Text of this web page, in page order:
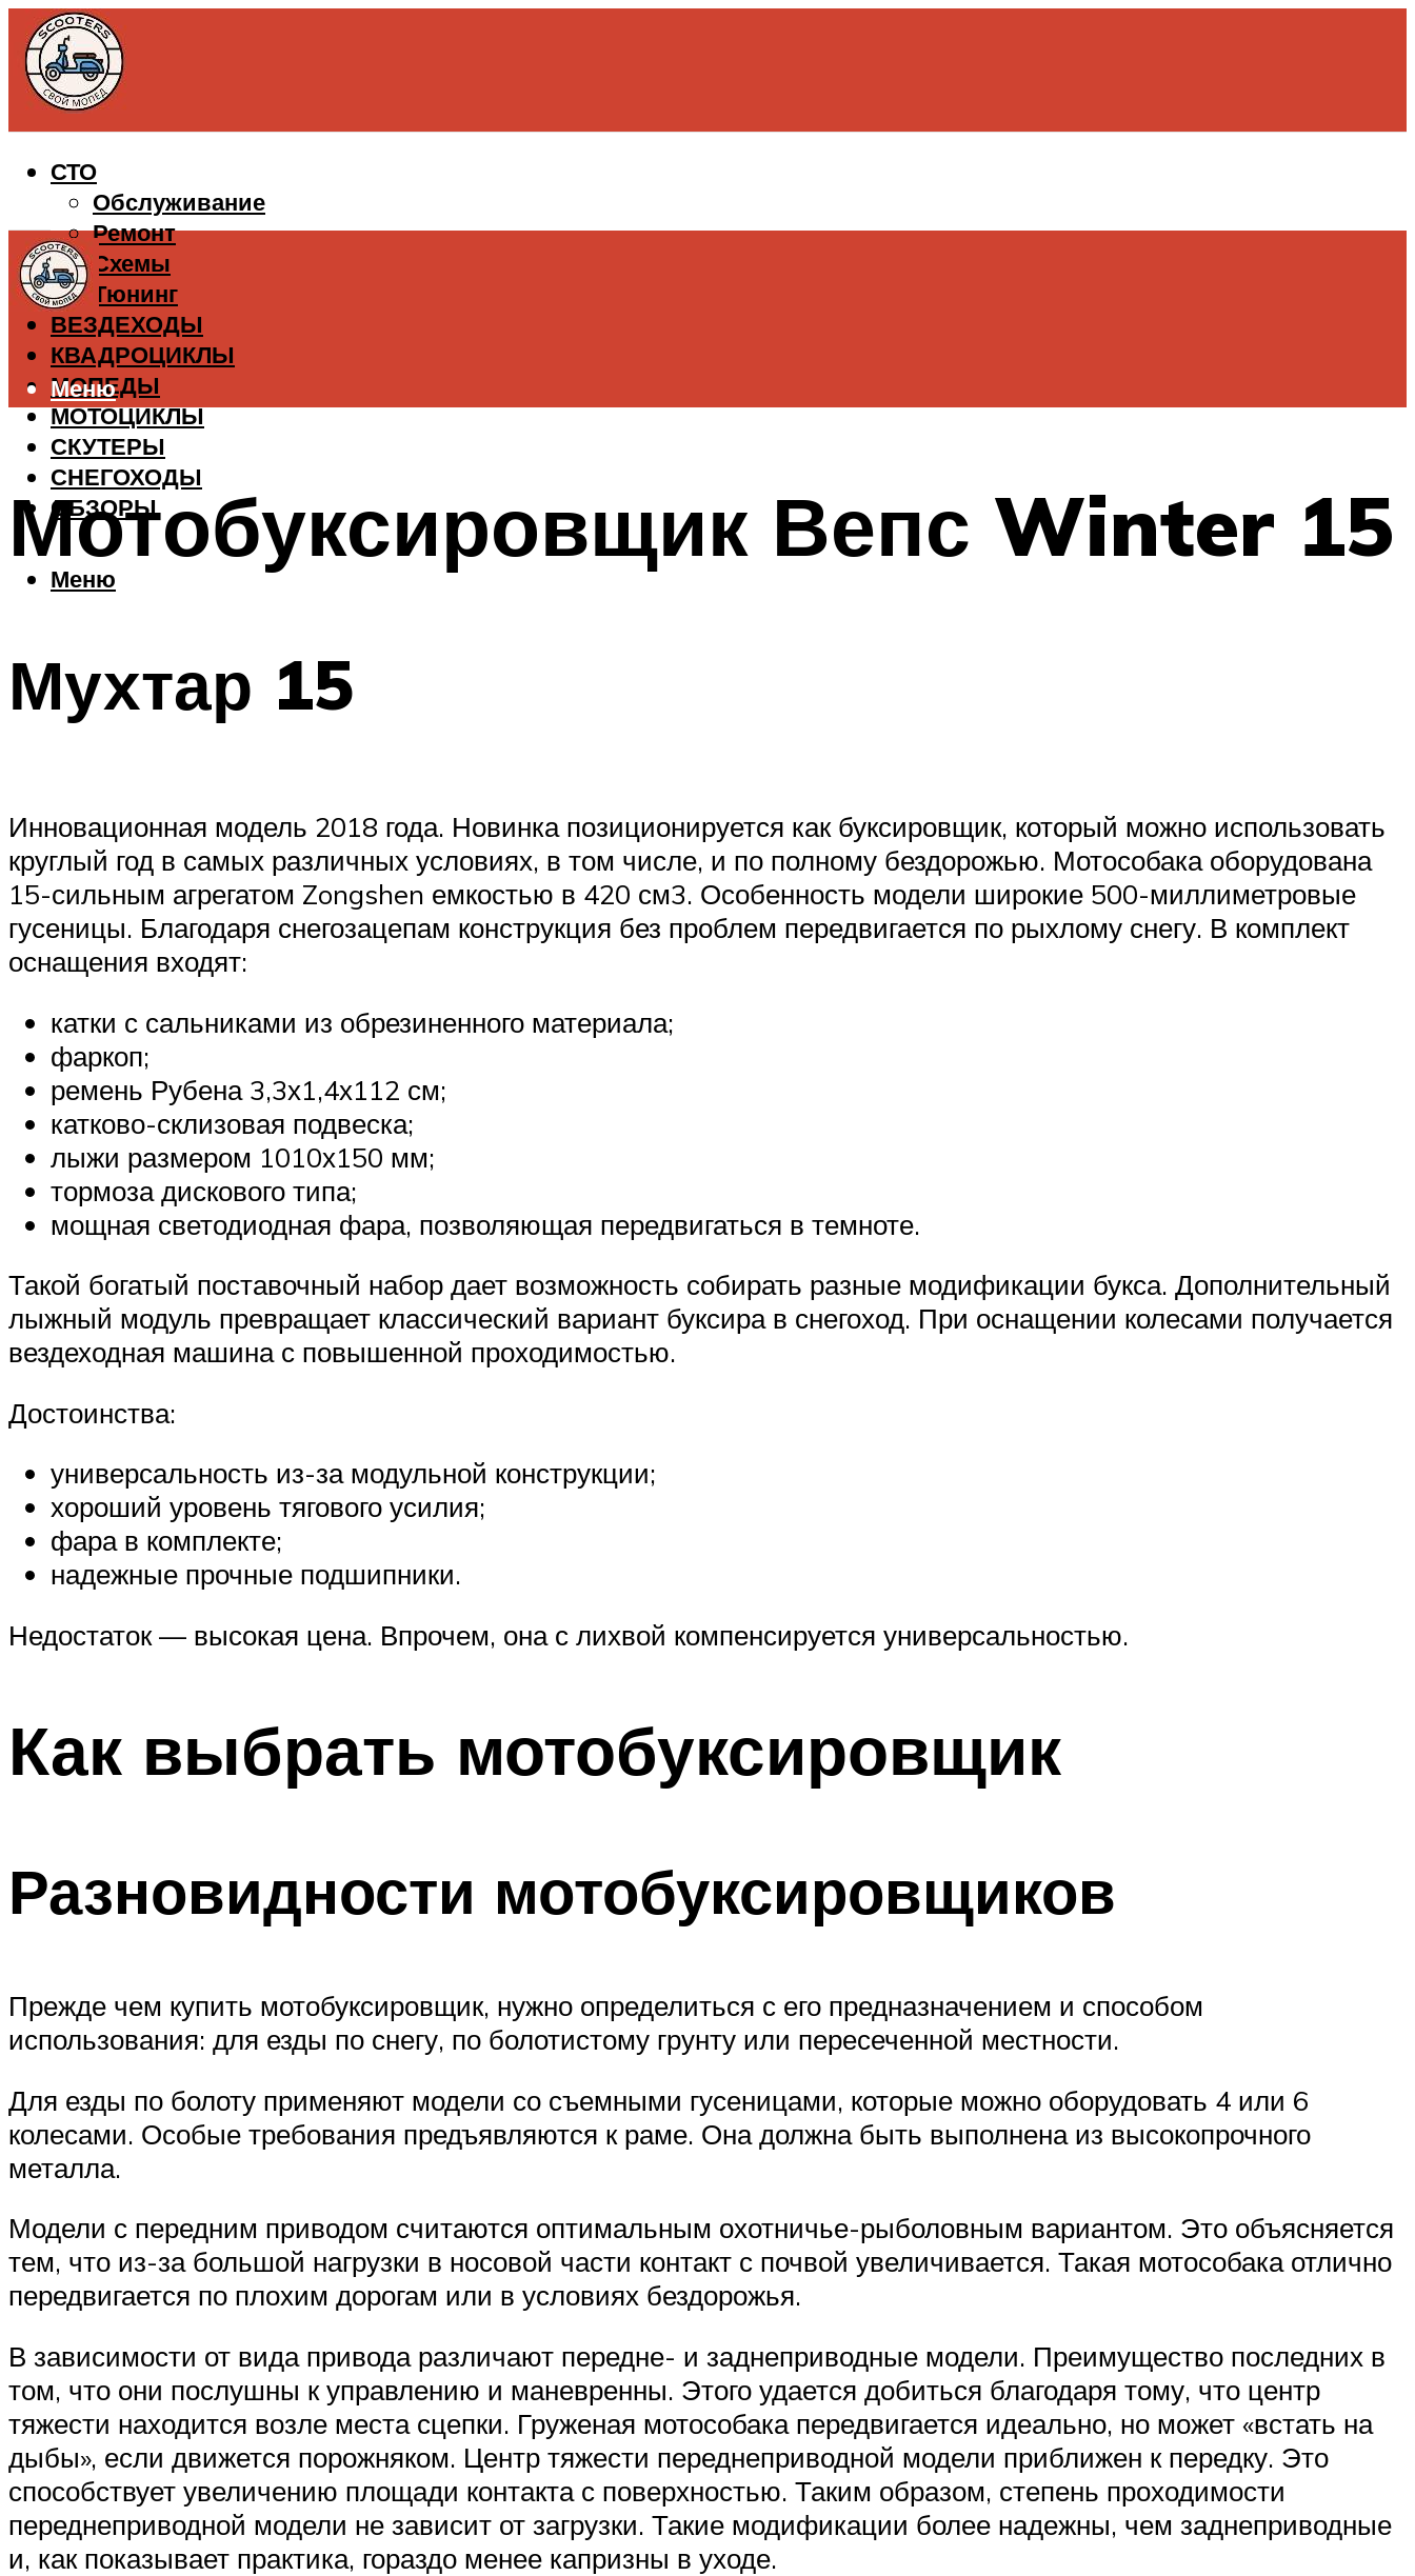
СТО
Обслуживание
Ремонт
Схемы
Тюнинг
ВЕЗДЕХОДЫ
КВАДРОЦИКЛЫ
МОПЕДЫ
МОТОЦИКЛЫ
СКУТЕРЫ
СНЕГОХОДЫ
ОБЗОРЫ
Меню
Меню
Мотобуксировщик Вепс Winter 15
Мухтар 15
Инновационная модель 2018 года. Новинка позиционируется как буксировщик, который можно использовать
круглый год в самых различных условиях, в том числе, и по полному бездорожью. Мотособака оборудована
15-сильным агрегатом Zongshen емкостью в 420 см3. Особенность модели широкие 500-миллиметровые
гусеницы. Благодаря снегозацепам конструкция без проблем передвигается по рыхлому снегу. В комплект
оснащения входят:
катки с сальниками из обрезиненного материала;
фаркоп;
ремень Рубена 3,3х1,4х112 см;
катково-склизовая подвеска;
лыжи размером 1010х150 мм;
тормоза дискового типа;
мощная светодиодная фара, позволяющая передвигаться в темноте.
Такой богатый поставочный набор дает возможность собирать разные модификации букса. Дополнительный
лыжный модуль превращает классический вариант буксира в снегоход. При оснащении колесами получается
вездеходная машина с повышенной проходимостью.
Достоинства:
универсальность из-за модульной конструкции;
хороший уровень тягового усилия;
фара в комплекте;
надежные прочные подшипники.
Недостаток — высокая цена. Впрочем, она с лихвой компенсируется универсальностью.
Как выбрать мотобуксировщик
Разновидности мотобуксировщиков
Прежде чем купить мотобуксировщик, нужно определиться с его предназначением и способом
использования: для езды по снегу, по болотистому грунту или пересеченной местности.
Для езды по болоту применяют модели со съемными гусеницами, которые можно оборудовать 4 или 6
колесами. Особые требования предъявляются к раме. Она должна быть выполнена из высокопрочного
металла.
Модели с передним приводом считаются оптимальным охотничье-рыболовным вариантом. Это объясняется
тем, что из-за большой нагрузки в носовой части контакт с почвой увеличивается. Такая мотособака отлично
передвигается по плохим дорогам или в условиях бездорожья.
В зависимости от вида привода различают передне- и заднеприводные модели. Преимущество последних в
том, что они послушны к управлению и маневренны. Этого удается добиться благодаря тому, что центр
тяжести находится возле места сцепки. Груженая мотособака передвигается идеально, но может «встать на
дыбы», если движется порожняком. Центр тяжести переднеприводной модели приближен к передку. Это
способствует увеличению площади контакта с поверхностью. Таким образом, степень проходимости
переднеприводной модели не зависит от загрузки. Такие модификации более надежны, чем заднеприводные
и, как показывает практика, гораздо менее капризны в уходе.